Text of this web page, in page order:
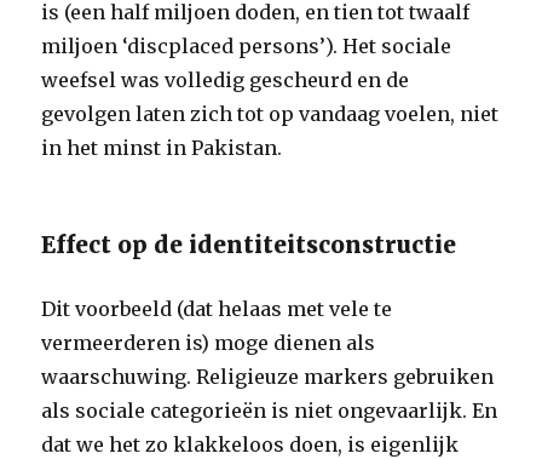
is (een half miljoen doden, en tien tot twaalf
miljoen ‘discplaced persons’). Het sociale
weefsel was volledig gescheurd en de
gevolgen laten zich tot op vandaag voelen, niet
in het minst in Pakistan.
Effect op de identiteitsconstructie
Dit voorbeeld (dat helaas met vele te
vermeerderen is) moge dienen als
waarschuwing. Religieuze markers gebruiken
als sociale categorieën is niet ongevaarlijk. En
dat we het zo klakkeloos doen, is eigenlijk